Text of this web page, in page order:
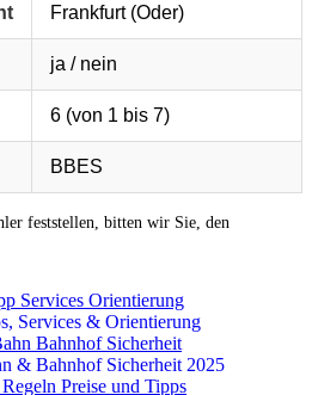
Frankfurt (Oder)
ja / nein
6 (von 1 bis 7)
BBES
feststellen, bitten wir Sie, den
Services & Orientierung
& Bahnhof Sicherheit 2025